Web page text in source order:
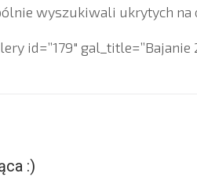
wyszukiwali ukrytych na
id=”179″ gal_title=”Bajanie
:)